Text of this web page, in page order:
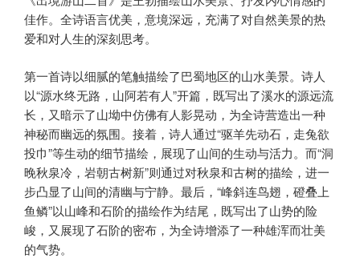
佳作。全诗语言优美，意境深远，充满了对自然美景的热
爱和对人生的深刻思考。
第一首诗以细腻的笔触描绘了巴蜀地区的山水美景。诗人
以“源水终无路，山阿若有人”开篇，既写出了溪水的源远流
长，又暗示了山坳中仿佛有人影晃动，为全诗营造出一种
神秘而幽远的氛围。接着，诗人通过“驱羊先动石，走兔欲
投巾”等生动的细节描绘，展现了山间的生动与活力。而“洞
晚秋泉冷，岩朝古树新”则通过对秋泉和古树的描绘，进一
步凸显了山间的清幽与宁静。最后，“峰斜连鸟翅，磴叠上
鱼鳞”以山峰和石阶的描绘作为结尾，既写出了山势的险
峻，又展现了石阶的密布，为全诗增添了一种雄浑而壮美
的气势。